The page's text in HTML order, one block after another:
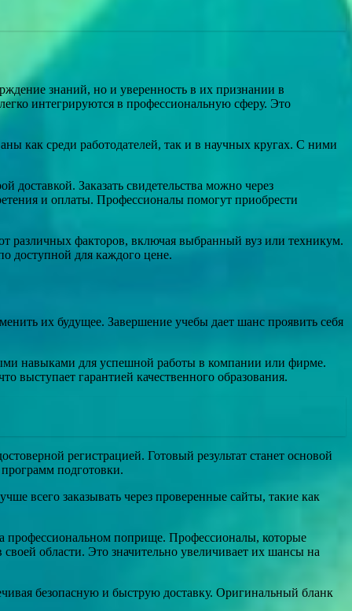
знаний, но и уверенность в их признании в
интегрируются в профессиональную сферу. Это
как среди работодателей, так и в научных кругах. С ними
доставкой. Заказать свидетельства можно через
и оплаты. Профессионалы помогут приобрести
различных факторов, включая выбранный вуз или техникум.
доступной для каждого цене.
их будущее. Завершение учебы дает шанс проявить себя
навыками для успешной работы в компании или фирме.
выступает гарантией качественного образования.
регистрацией. Готовый результат станет основой
подготовки.
всего заказывать через проверенные сайты, такие как
профессиональном поприще. Профессионалы, которые
области. Это значительно увеличивает их шансы на
безопасную и быструю доставку. Оригинальный бланк